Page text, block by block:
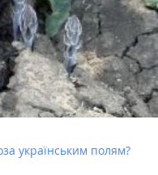
українським полям?